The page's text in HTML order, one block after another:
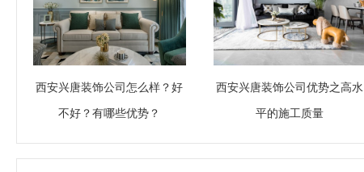
西安兴唐装饰公司怎么样？好
不好？有哪些优势？
西安兴唐装饰公司优势之高水
平的施工质量